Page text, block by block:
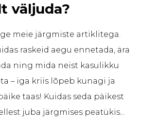
väljuda?
meie järgmiste artiklitega.
raskeid aegu ennetada, ära
ning mida neist kasulikku
– iga kriis lõpeb kunagi ja
taas! Kuidas seda päikest
juba järgmises peatükis...